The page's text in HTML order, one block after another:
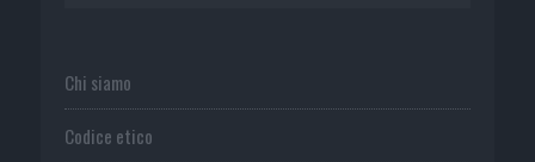
Chi siamo
Codice etico